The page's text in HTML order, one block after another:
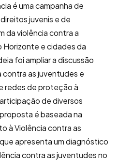
é uma campanha de
juvenis e de
da violência contra a
e cidades da
foi ampliar a discussão
contra as juventudes e
redes de proteção à
de diversos
é baseada na
à Violência contra as
apresenta um diagnóstico
contra as juventudes no